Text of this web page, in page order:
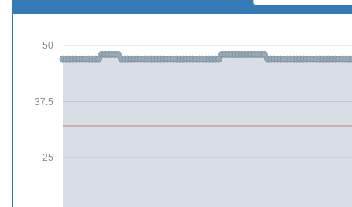
25
37.5
50